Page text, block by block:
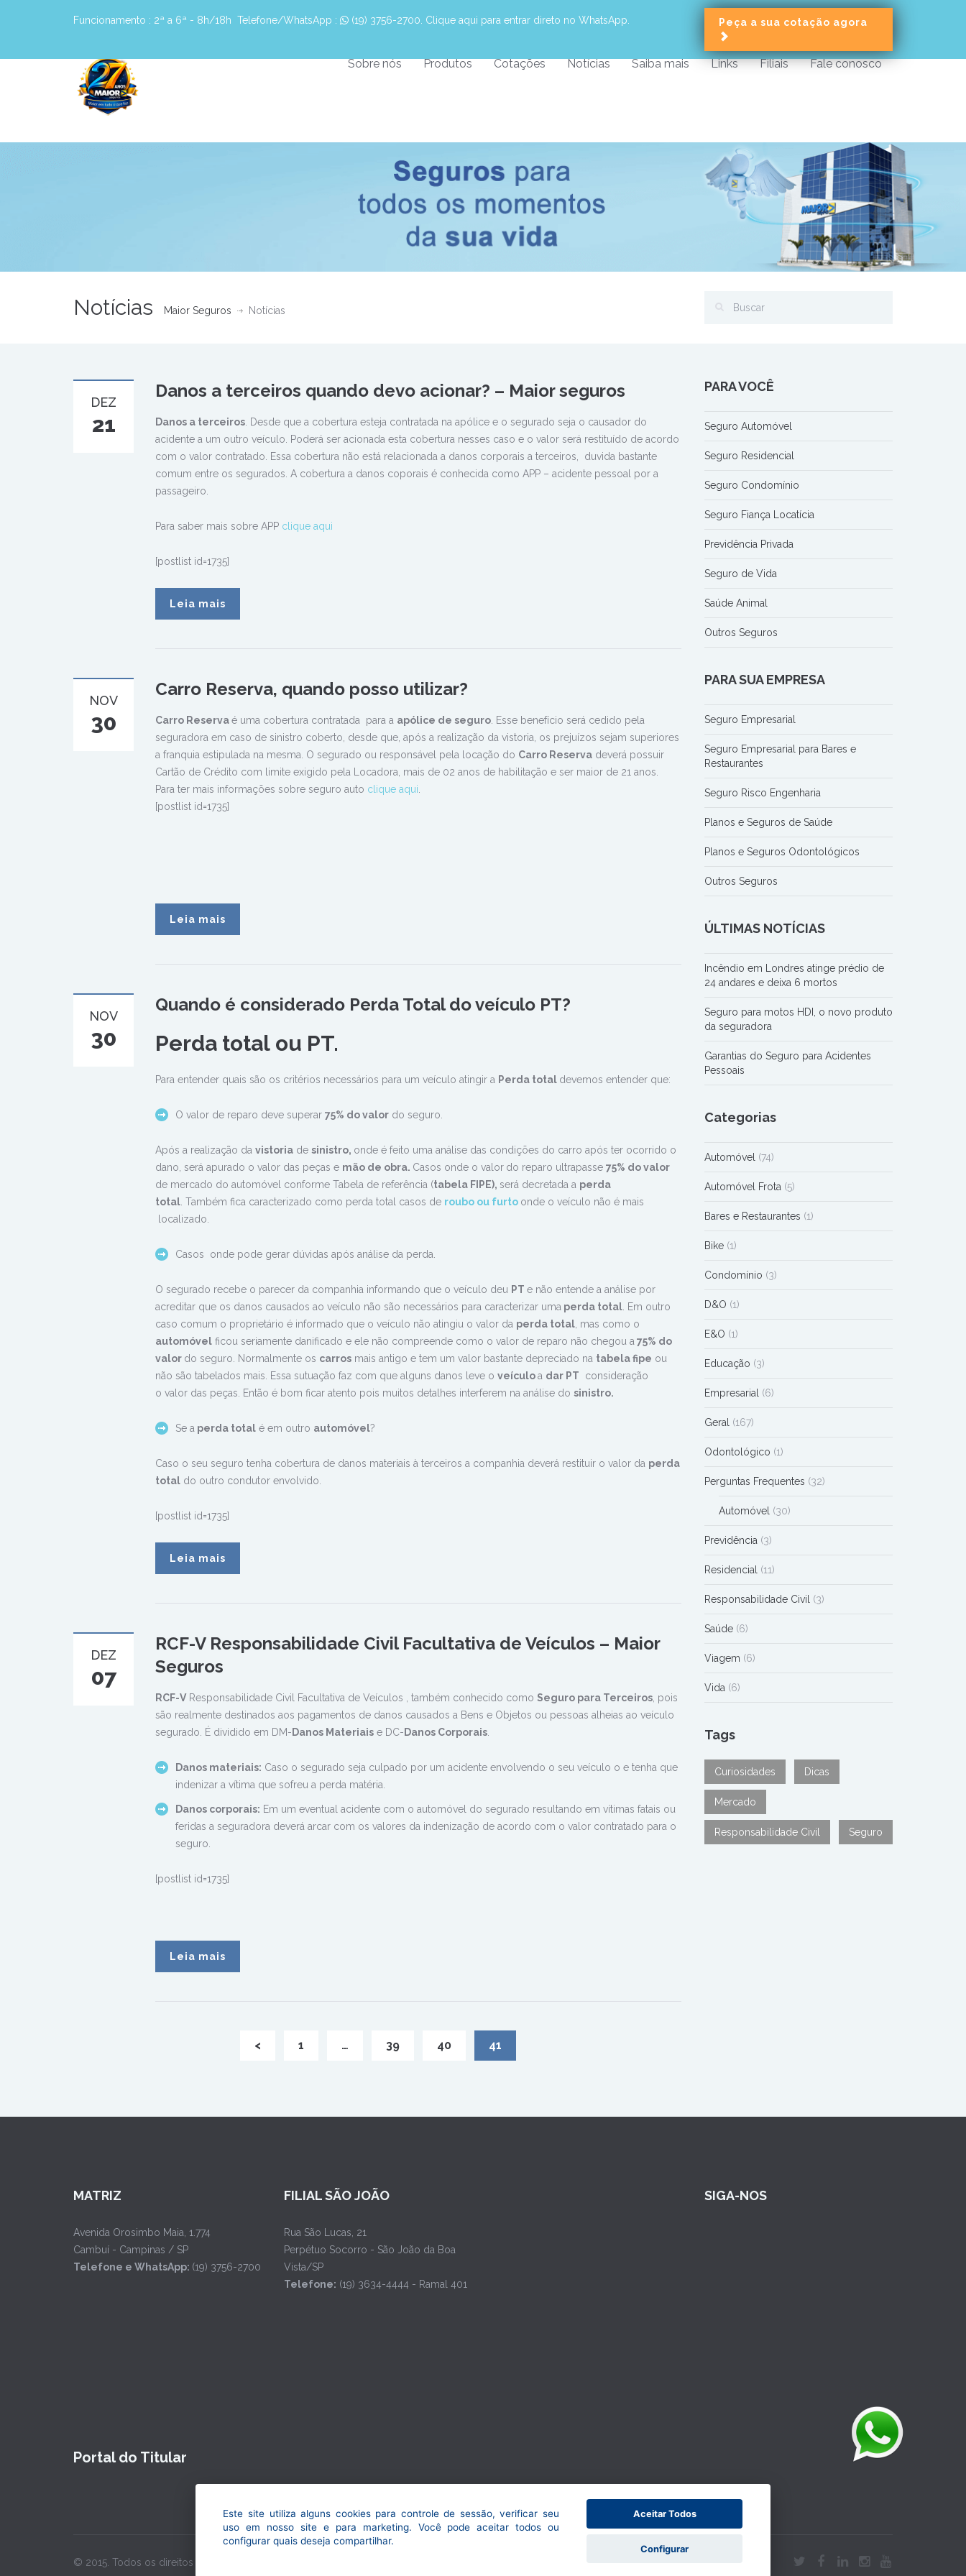
Peça a sua cotação agora
Funcionamento : 2ª a 6ª - 8h/18h Telefone/WhatsApp : (19) 3756-2700. Clique aqui para entrar direto no WhatsApp.
Sobre nós Produtos Cotações Notícias Saiba mais Links Filiais Fale conosco
Notícias Maior Seguros Notícias
DEZ
21
Danos a terceiros quando devo acionar? – Maior seguros
Danos a terceiros . Desde que a cobertura esteja contratada na apólice e o segurado seja o causador do
acidente a um outro veículo. Poderá ser acionada esta cobertura nesses caso e o valor será restituído de acordo
com o valor contratado. Essa cobertura não está relacionada a danos corporais a terceiros, duvida bastante
comum entre os segurados. A cobertura a danos coporais é conhecida como APP – acidente pessoal por a
passageiro.
Para saber mais sobre APP clique aqui
[postlist id=1735]
Leia mais
NOV
30
Carro Reserva, quando posso utilizar?
Carro Reservaé uma cobertura contratada para a apólice de seguro . Esse benefício será cedido pela
seguradora em caso de sinistro coberto, desde que, após a realização da vistoria, os prejuízos sejam superiores
a franquia estipulada na mesma. O segurado ou responsável pela locação do Carro Reserva deverá possuir
Cartão de Crédito com limite exigido pela Locadora, mais de 02 anos de habilitação e ser maior de 21 anos.
Para ter mais informações sobre seguro auto clique aqui
[postlist id=1735]
Leia mais
NOV
30
Quando é considerado Perda Total do veículo PT?
Perda total ou PT.
Para entender quais são os critérios necessários para um veículo atingir a Perda total devemos entender que:
O valor de reparo deve superar 75% do valor do seguro.
Após a realização da vistoria de sinistro, onde é feito uma análise das condições do carro após ter ocorrido o
dano, será apurado o valor das peças e mão de obra. Casos onde o valor do reparo ultrapasse 75% do valor
de mercado do automóvel conforme Tabela de referência (tabela FIPE), será decretada a perda
total . Também fica caracterizado como perda total casos de roubo ou furto onde o veículo não é mais
localizado.
Casos onde pode gerar dúvidas após análise da perda.
O segurado recebe o parecer da companhia informando que o veículo deu PT e não entende a análise por
acreditar que os danos causados ao veículo não são necessários para caracterizar uma perda total . Em outro
caso comum o proprietário é informado que o veículo não atingiu o valor da perda total , mas como o
automóvel ficou seriamente danificado e ele não compreende como o valor de reparo não chegou a 75% do
valor do seguro. Normalmente os carros mais antigo e tem um valor bastante depreciado na tabela fipe ou
não são tabelados mais. Essa sutuação faz com que alguns danos leve o veículoa dar PT consideração
o valor das peças. Então é bom ficar atento pois muitos detalhes interferem na análise do sinistro.
Se a perda total é em outro automóvel?
Caso o seu seguro tenha cobertura de danos materiais à terceiros a companhia deverá restituir o valor da perda
total do outro condutor envolvido.
[postlist id=1735]
Leia mais
DEZ
07
RCF-V Responsabilidade Civil Facultativa de Veículos – Maior
Seguros
RCF-VResponsabilidade Civil Facultativa de Veículos , também conhecido como Seguro para Terceiros , pois
são realmente destinados aos pagamentos de danos causados a Bens e Objetos ou pessoas alheias ao veículo
segurado. É dividido em DM- Danos Materiais e DC- Danos Corporais
Danos materiais: Caso o segurado seja culpado por um acidente envolvendo o seu veículo o e tenha que
indenizar a vítima que sofreu a perda matéria.
Danos corporais: Em um eventual acidente com o automóvel do segurado resultando em vítimas fatais ou
feridas a seguradora deverá arcar com os valores da indenização de acordo com o valor contratado para o
seguro.
[postlist id=1735]
Leia mais
< 1 … 39 40 41
PARA VOCÊ
Seguro Automóvel
Seguro Residencial
Seguro Condomínio
Seguro Fiança Locatícia
Previdência Privada
Seguro de Vida
Saúde Animal
Outros Seguros
PARA SUA EMPRESA
Seguro Empresarial
Seguro Empresarial para Bares e
Restaurantes
Seguro Risco Engenharia
Planos e Seguros de Saúde
Planos e Seguros Odontológicos
Outros Seguros
ÚLTIMAS NOTÍCIAS
Incêndio em Londres atinge prédio de
24 andares e deixa 6 mortos
Seguro para motos HDI, o novo produto
da seguradora
Garantias do Seguro para Acidentes
Pessoais
Categorias
Automóvel (74)
Automóvel Frota (5)
Bares e Restaurantes (1)
Bike(1)
Condomínio (3)
D&O (1)
E&O (1)
Educação (3)
Empresarial (6)
Geral (167)
Odontológico (1)
Perguntas Frequentes (32)
Automóvel (30)
Previdência (3)
Residencial (11)
Responsabilidade Civil (3)
Saúde(6)
Viagem (6)
Vida (6)
Tags
Curiosidades Dicas
Mercado
Responsabilidade Civil Seguro
MATRIZ
Avenida Orosimbo Maia, 1.774
Cambuí - Campinas / SP
Telefone e WhatsApp: (19) 3756-2700
Portal do Titular
FILIAL SÃO JOÃO
Rua São Lucas, 21
Perpétuo Socorro - São João da Boa
Vista/SP
Telefone: (19) 3634-4444 - Ramal 401
SIGA-NOS
© 2015. Todos os direitos reservados. Maior Seguros - Maior em tudo o que faz.
Este site utiliza alguns cookies para controle de sessão, verificar seu
uso em nosso site e para marketing. Você pode aceitar todos ou
configurar quais deseja compartilhar.
Aceitar Todos
Configurar